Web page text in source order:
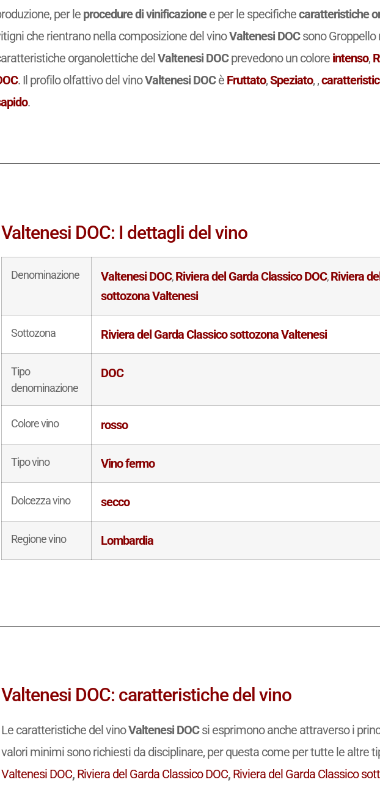
per le procedure di vinificazionee per le specifichecaratteristiche
che rientrano nella composizione del vinoValtenesi DOCsono Groppello
organolettiche delValtenesi DOCprevedono un colore intenso,
. Il profilo olfattivo del vinoValtenesi DOCè Fruttato,Speziato, ,
.
Valtenesi DOC: I dettagli del vino
Denominazione Valtenesi DOC,Riviera del Garda Classico DOC,Riviera
sottozona Valtenesi
Sottozona Riviera del Garda Classico sottozona Valtenesi
Tipo
denominazione
DOC
Colore vino rosso
Tipo vino Vino fermo
Dolcezza vino secco
Regione vino Lombardia
Valtenesi DOC: caratteristiche del vino
Le caratteristiche del vinoValtenesi DOCsi esprimono anche attraverso i
valori minimi sono richiesti da disciplinare, per questa come per tutte le altre
Valtenesi DOC, Riviera del Garda Classico DOC, Riviera del Garda Classico